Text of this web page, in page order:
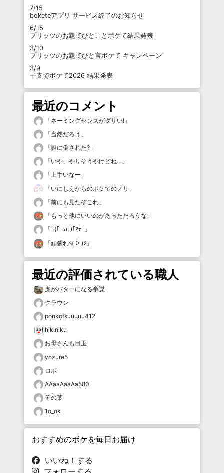
7/15
boketeアプリ サービス終了のお知らせ
6/15
プリッツのお題でひとことボケて結果発表
3/10
プリッツのお題でひと言ボケて キャンペーン
3/9
干支でボケて2026 結果発表
最近のコメント
「ネーミングセンスがダサい! 」
「当然だろう 」
「誰に倒された? 」
「いや、やりそうやけどね… 」
「上手いなー 」
「いにしえからのボケてのノリ 」
「前にも見たぞこれ 」
「 もっと他にいいのがあっただろうな 」
「≡(｢･ω･)｢ﾏﾃｰ 」
「
頑張れ٩( ᐖ )۶ 」
最近の評価されている職人
虎がバターになる参謀
クラウン
ponkotsuuuuu412
hikiniku
お母さんも目玉
yozure5
ロボ
AAaaAaaAa580
笹の葉
1o_ok
おすすめのボケを毎日お届け
いいね！する